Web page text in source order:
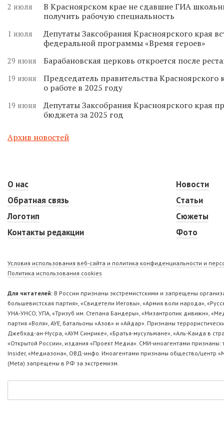
2 июля
В Красноярском крае не сдавшие ГИА
получить рабочую специальность
1 июля
Депутаты Заксобрания Красноярского края
федеральной программы «Время героев»
29 июня Барабановская церковь откроется после
19 июня
Председатель правительства Красноярского
о работе в 2025 году
19 июня
Депутаты Заксобрания Красноярского края
бюджета за 2025 год
Архив новостей
О нас
Обратная связь
Логотип
Контакты редакции
Новости
Статьи
Сюжеты
Фото
Условия использования веб-сайта и политика конфиденциальности и
Политика использования cookies
Для читателей: В России признаны экстремистскими и запрещены
большевистская партия», «Свидетели Иеговы», «Армия воли народа»,
УНА-УНСО, УПА, «Тризуб им. Степана Бандеры», «Мизантропик дивижн»,
партия «Воля», АУЕ, батальоны «Азов» и «Айдар». Признаны
Джебхад-ан-Нусра, «АУМ Синрике», «Братья-мусульмане», «Аль-Каида в
«Открытой России», издания «Проект Медиа». СМИ-иноагентами
Insider, «Медиазона», ОВД-инфо. Иноагентами признаны общество/центр
(Metа) запрещены в РФ за экстремизм.